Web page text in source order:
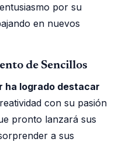
por su
en nuevos
de Sencillos
ha logrado destacar
con su pasión
pronto lanzará sus
a sus